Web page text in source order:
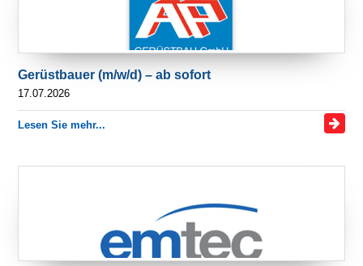
Gerüstbauer (m/w/d) – ab sofort
17.07.2026
Lesen Sie mehr...